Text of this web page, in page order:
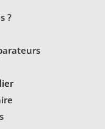
?